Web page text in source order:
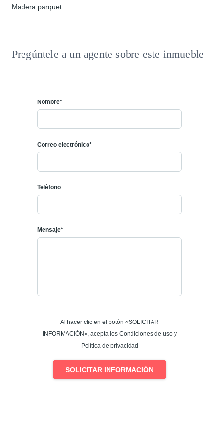
Madera parquet
Pregúntele a un agente sobre este inmueble
Nombre*
Correo electrónico*
Teléfono
Mensaje*
Al hacer clic en el botón «SOLICITAR
INFORMACIÓN», acepta los Condiciones de uso y
Política de privacidad
SOLICITAR INFORMACIÓN